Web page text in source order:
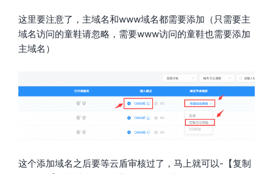
这里要注意了，主域名和www域名都需要添加（只需要主
域名访问的童鞋请忽略，需要www访问的童鞋也需要添加
主域名）
这个添加域名之后要等云盾审核过了，马上就可以-【复制